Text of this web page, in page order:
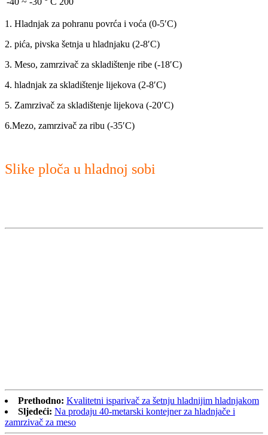
1. Hladnjak za pohranu povrća i voća (0-5′C)
2. pića, pivska šetnja u hladnjaku (2-8′C)
3. Meso, zamrzivač za skladištenje ribe (-18′C)
4. hladnjak za skladištenje lijekova (2-8′C)
5. Zamrzivač za skladištenje lijekova (-20′C)
6.Mezo, zamrzivač za ribu (-35′C)
Slike ploča u hladnoj sobi
Prethodno: Kvalitetni isparivač za šetnju hladnijim hladnjakom
Sljedeći: Na prodaju 40-metarski kontejner za hladnjače i
zamrzivač za meso